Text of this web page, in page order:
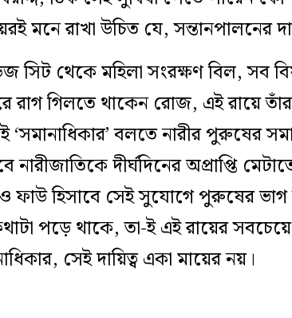
মনে রাখা উচিত যে, সন্তানপালনের
সিট থেকে মহিলা সংরক্ষণ বিল, সব
রাগ গিলতে থাকেন রোজ, এই রায়ে
‘সমানাধিকার’ বলতে নারীর পুরুষের
নারীজাতিকে দীর্ঘদিনের অপ্রাপ্তি
ফাউ হিসাবে সেই সুযোগে পুরুষের
পড়ে থাকে, তা-ই এই রায়ের
সেই দায়িত্ব একা মায়ের নয়।